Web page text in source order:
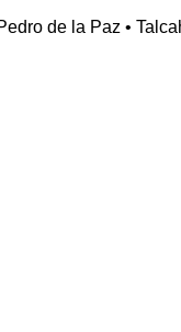
de la Paz •